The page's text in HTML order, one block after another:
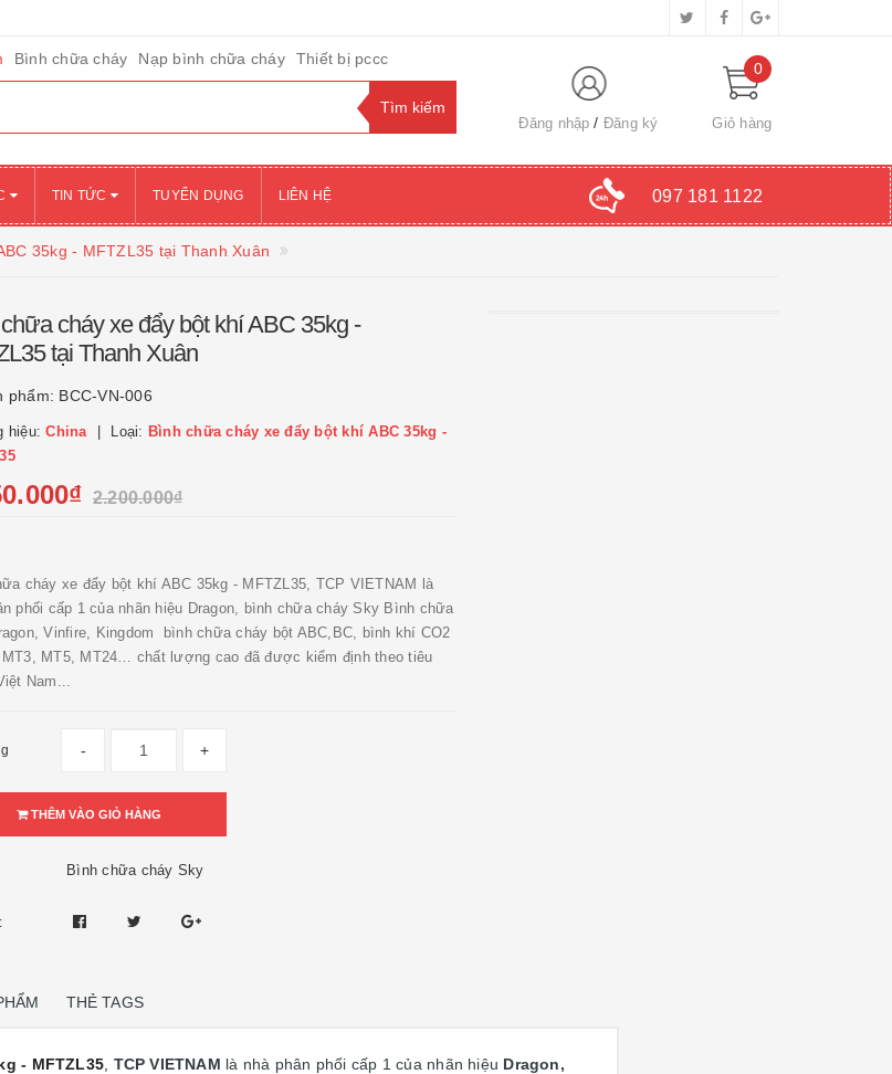
Bình chữa cháy Nạp bình chữa cháy Thiết bị pccc
Đăng nhập Đăng ký
0
Giỏ hàng
TIN TỨC TUYỂN DỤNG LIÊN HỆ 097 181 1122
35kg - MFTZL35 tại Thanh Xuân
cháy xe đẩy bột khí ABC 35kg -
tại Thanh Xuân
phẩm: BCC-VN-006
hiệu:China Loại: Bình chữa cháy xe đẩy bột khí ABC 35kg -
2.200.000₫
cháy xe đẩy bột khí ABC 35kg - MFTZL35, TCP VIETNAM là
phối cấp 1 của nhãn hiệu Dragon, bình chữa cháy Sky Bình chữa
Vinfire, Kingdom bình chữa cháy bột ABC,BC, bình khí CO2
MT5, MT24… chất lượng cao đã được kiểm định theo tiêu
Nam...
- +
THÊM VÀO GIỎ HÀNG
Bình chữa cháy Sky
THẺ TAGS
- MFTZL35 TCP VIETNAM là nhà phân phối cấp 1 của nhãn hiệu Dragon,